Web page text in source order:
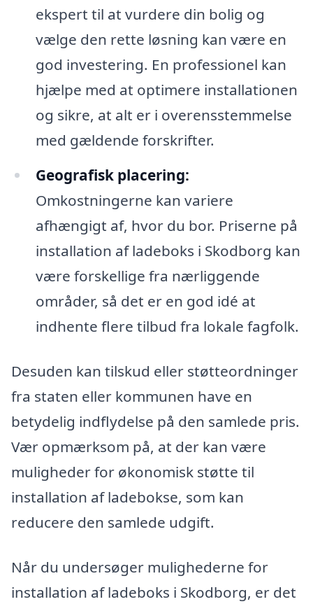
ekspert til at vurdere din bolig og
vælge den rette løsning kan være en
god investering. En professionel kan
hjælpe med at optimere installationen
og sikre, at alt er i overensstemmelse
med gældende forskrifter.
Geografisk placering:
Omkostningerne kan variere
afhængigt af, hvor du bor. Priserne på
installation af ladeboks i Skodborg kan
være forskellige fra nærliggende
områder, så det er en god idé at
indhente flere tilbud fra lokale fagfolk.
Desuden kan tilskud eller støtteordninger
fra staten eller kommunen have en
betydelig indflydelse på den samlede pris.
Vær opmærksom på, at der kan være
muligheder for økonomisk støtte til
installation af ladebokse, som kan
reducere den samlede udgift.
Når du undersøger mulighederne for
installation af ladeboks i Skodborg, er det